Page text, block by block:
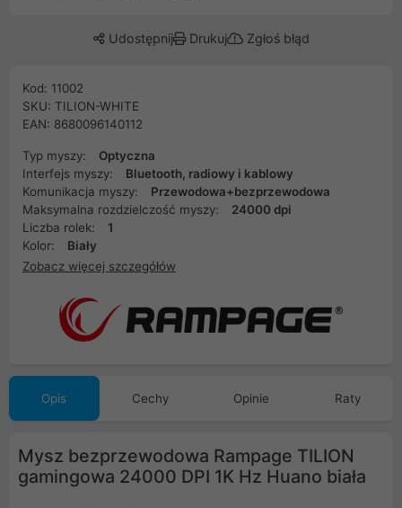
Udostępnij Drukuj Zgłoś błąd
Kod: 11002
SKU: TILION-WHITE
EAN: 8680096140112
Typ myszy:
Optyczna
Interfejs myszy:
Bluetooth, radiowy i kablowy
Komunikacja myszy:
Przewodowa+bezprzewodowa
Maksymalna rozdzielczość myszy:
24000 dpi
Liczba rolek:
1
Kolor:
Biały
Zobacz więcej szczegółów
Opis Cechy Opinie Raty
Mysz bezprzewodowa Rampage TILION
gamingowa 24000 DPI 1K Hz Huano biała